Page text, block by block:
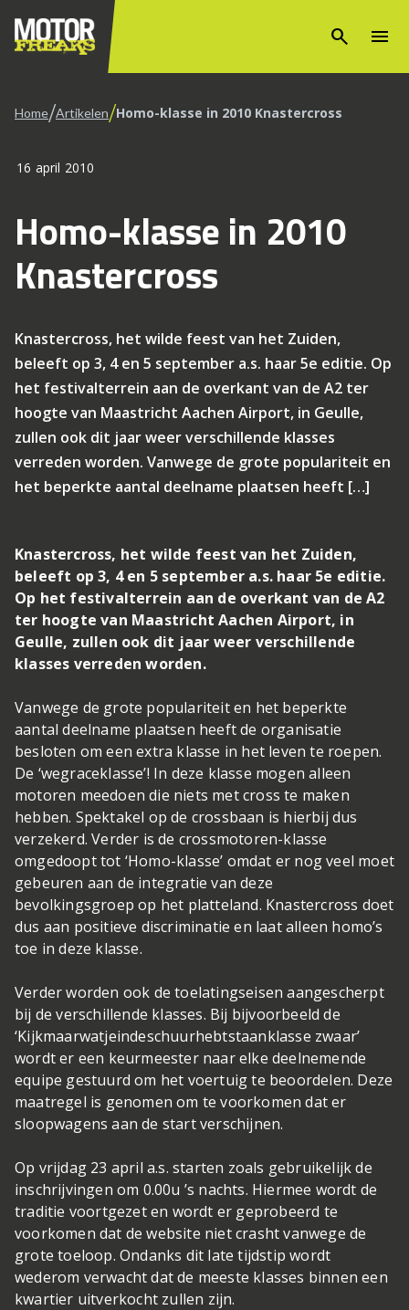
search menu
Home/Artikelen/Homo-klasse in 2010 Knastercross
16 april 2010
Homo-klasse in 2010
Knastercross
Knastercross, het wilde feest van het Zuiden,
beleeft op 3, 4 en 5 september a.s. haar 5e editie. Op
het festivalterrein aan de overkant van de A2 ter
hoogte van Maastricht Aachen Airport, in Geulle,
zullen ook dit jaar weer verschillende klasses
verreden worden. Vanwege de grote populariteit en
het beperkte aantal deelname plaatsen heeft […]
Knastercross, het wilde feest van het Zuiden,
beleeft op 3, 4 en 5 september a.s. haar 5e editie.
Op het festivalterrein aan de overkant van de A2
ter hoogte van Maastricht Aachen Airport, in
Geulle, zullen ook dit jaar weer verschillende
klasses verreden worden.
Vanwege de grote populariteit en het beperkte
aantal deelname plaatsen heeft de organisatie
besloten om een extra klasse in het leven te roepen.
De ‘wegraceklasse’! In deze klasse mogen alleen
motoren meedoen die niets met cross te maken
hebben. Spektakel op de crossbaan is hierbij dus
verzekerd. Verder is de crossmotoren-klasse
omgedoopt tot ‘Homo-klasse’ omdat er nog veel moet
gebeuren aan de integratie van deze
bevolkingsgroep op het platteland. Knastercross doet
dus aan positieve discriminatie en laat alleen homo’s
toe in deze klasse.
Verder worden ook de toelatingseisen aangescherpt
bij de verschillende klasses. Bij bijvoorbeeld de
‘Kijkmaarwatjeindeschuurhebtstaanklasse zwaar’
wordt er een keurmeester naar elke deelnemende
equipe gestuurd om het voertuig te beoordelen. Deze
maatregel is genomen om te voorkomen dat er
sloopwagens aan de start verschijnen.
Op vrijdag 23 april a.s. starten zoals gebruikelijk de
inschrijvingen om 0.00u ’s nachts. Hiermee wordt de
traditie voortgezet en wordt er geprobeerd te
voorkomen dat de website niet crasht vanwege de
grote toeloop. Ondanks dit late tijdstip wordt
wederom verwacht dat de meeste klasses binnen een
kwartier uitverkocht zullen zijn.